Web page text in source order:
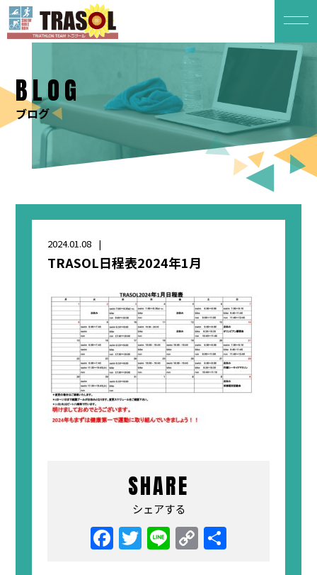
BLOG
ブログ
2024.01.08
TRASOL日程表2024年1月
SHARE
シェアする
Facebook
Twitter
LineCopy